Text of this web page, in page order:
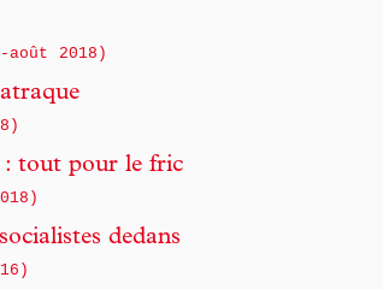
2018)
: tout pour le fric
dedans